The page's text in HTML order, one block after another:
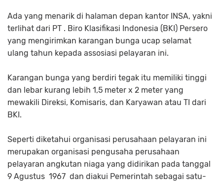
Ada yang menarik di halaman depan kantor INSA, yakni
terlihat dari PT . Biro Klasifikasi Indonesia (BKI) Persero
yang mengirimkan karangan bunga ucap selamat
ulang tahun kepada assosiasi pelayaran ini.
Karangan bunga yang berdiri tegak itu memiliki tinggi
dan lebar kurang lebih 1,5 meter x 2 meter yang
mewakili Direksi, Komisaris, dan Karyawan atau TI dari
BKI.
Seperti diketahui organisasi perusahaan pelayaran ini
merupakan organisasi pengusaha perusahaan
pelayaran angkutan niaga yang didirikan pada tanggal
9 Agustus 1967 dan diakui Pemerintah sebagai satu-